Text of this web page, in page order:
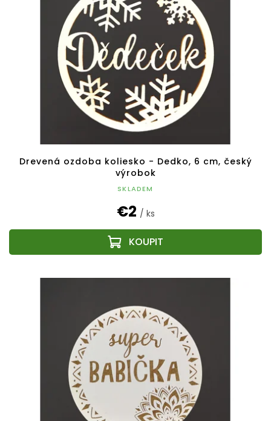
Drevená ozdoba koliesko - Dedko, 6 cm, český
výrobok
SKLADEM
€2 / ks